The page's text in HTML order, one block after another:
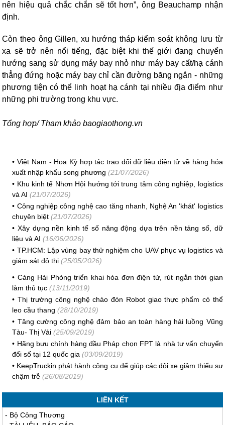
nên hiệu quả chắc chắn sẽ tốt hơn”, ông Beauchamp nhận
định.
Còn theo ông Gillen, xu hướng tháp kiểm soát không lưu từ
xa sẽ trở nên nổi tiếng, đặc biệt khi thế giới đang chuyển
hướng sang sử dụng máy bay nhỏ như máy bay cất/hạ cánh
thẳng đứng hoặc máy bay chỉ cần đường băng ngắn - những
phương tiện có thể linh hoạt hạ cánh tại nhiều địa điểm như
những phi trường trong khu vực.
Tổng hợp/ Tham khảo baogiaothong.vn
•Việt Nam - Hoa Kỳ hợp tác trao đổi dữ liệu điện tử về hàng hóa
xuất nhập khẩu song phương (21/07/2026)
• Khu kinh tế Nhơn Hội hướng tới trung tâm công nghiệp, logistics
và AI (21/07/2026)
• Công nghiệp công nghệ cao tăng nhanh, Nghệ An 'khát' logistics
chuyên biệt (21/07/2026)
•Xây dựng nền kinh tế số năng động dựa trên nền tảng số, dữ
liệu và AI (16/06/2026)
• TP.HCM: Lập vùng bay thử nghiệm cho UAV phục vụ logistics và
giám sát đô thị (25/05/2026)
• Cảng Hải Phòng triển khai hóa đơn điện tử, rút ngắn thời gian
làm thủ tục (13/11/2019)
•Thị trường công nghệ chào đón Robot giao thực phẩm có thể
leo cầu thang (28/10/2019)
• Tăng cường công nghệ đảm bảo an toàn hàng hải luồng Vũng
Tàu- Thị Vải (25/09/2019)
• Hãng bưu chính hàng đầu Pháp chọn FPT là nhà tư vấn chuyển
đổi số tại 12 quốc gia (03/09/2019)
• KeepTruckin phát hành công cụ để giúp các đội xe giảm thiểu sự
chậm trễ (26/08/2019)
LIÊN KẾT
- Bộ Công Thương